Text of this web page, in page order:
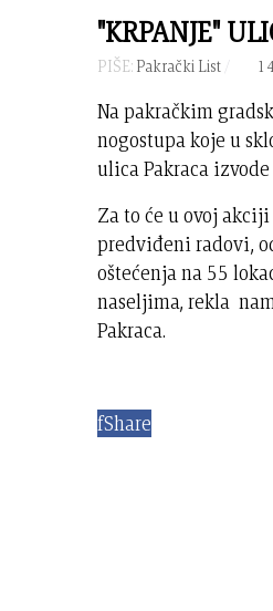
"KRPANJE"
PIŠE: Pakrački List
Na pakračkim
nogostupa koje u
ulica Pakraca
Za to će u ovoj
predviđeni radovi,
oštećenja na 55
naseljima, rekla
Pakraca.
fShare